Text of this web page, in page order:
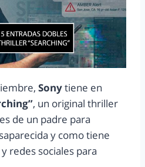
Sonytiene en
, un original thriller
de un padre para
y como tiene
redes sociales para